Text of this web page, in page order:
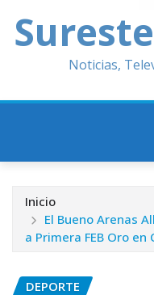
Noticias,
Inicio
El Bueno Arenas
a Primera FEB Oro en
DEPORTE